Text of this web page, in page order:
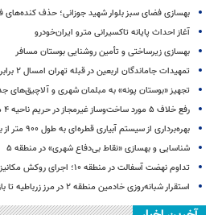
بهسازی فضای سبز بلوار شهید جوزانی؛ حذف کنده‌های
آغاز احداث پایانه تاکسیرانی مترو ایران‌خودرو
بهسازی زیرساختی و تأمین روشنایی بوستان مسافر
تمهیدات جاماندگان اربعین در قبله تهران امسال ۲ برابر شد
تجهیز «بوستان پونه» به مبلمان شهری و آلاچیق‌های
رفع خلاف ۵ مورد ساخت‌وساز غیرمجاز در حریم ناحیه ۴ منطقه ۱۹
بهره‌برداری از سیستم آبیاری قطره‌ای به طول ۹۰۰ متر از بلوار امیرکبیر در منطقه ۲۲
شناسایی و بهسازی «نقاط بی‌دفاع شهری» در منطقه ۵
تداوم نهضت آسفالت در منطقه ۱۰؛ اجرای روکش مکانیزه خیابان قزوین
استقرار شبانه‌روزی خادمین منطقه ۲ در مرز زرباطیه تا بازگشت آخرین زائر